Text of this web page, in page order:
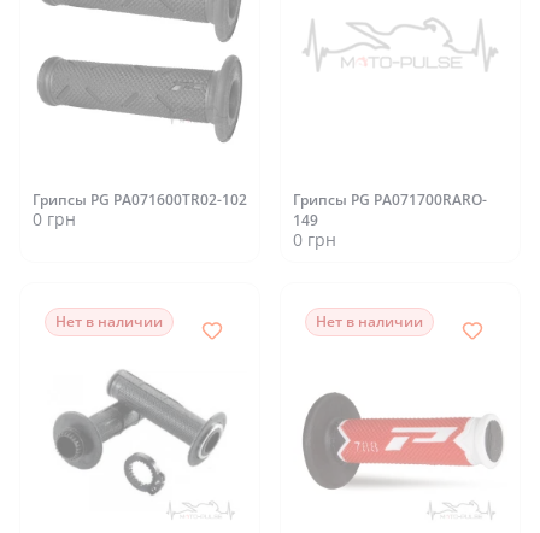
Грипсы PG PA071600TR02-102
0 грн
Грипсы PG PA071700RARO-
149
0 грн
Нет в наличии Нет в наличии